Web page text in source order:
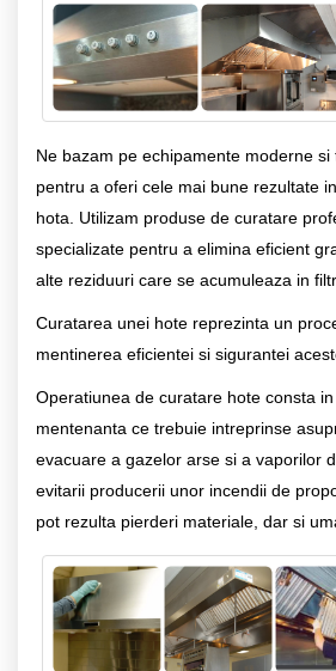
Ne bazam pe echipamente moderne
pentru a oferi cele mai bune rezultate
hota. Utilizam produse de curatare
specializate pentru a elimina eficient
alte reziduuri care se acumuleaza in
Curatarea unei hote reprezinta un
mentinerea eficientei si sigurantei
Operatiunea de curatare hote consta
mentenanta ce trebuie intreprinse
evacuare a gazelor arse si a vaporilor
evitarii producerii unor incendii de
pot rezulta pierderi materiale, dar si